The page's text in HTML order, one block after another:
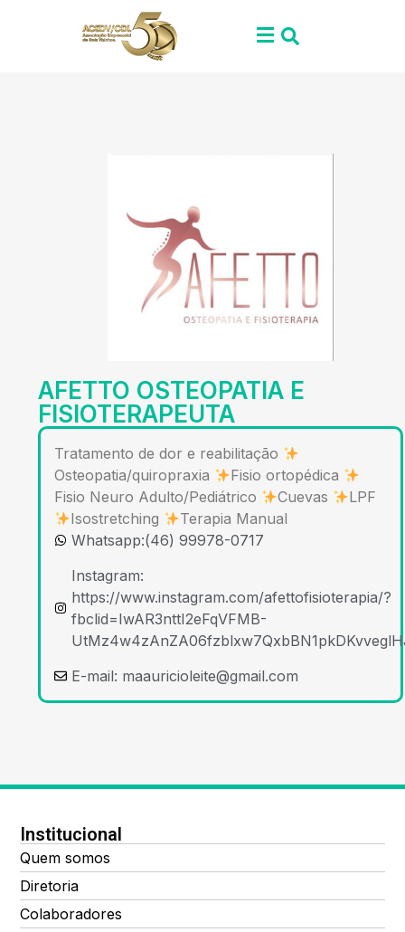
AFETTO OSTEOPATIA E
FISIOTERAPEUTA
Tratamento de dor e reabilitação
Osteopatia/quiropraxia
Fisio ortopédica
Fisio Neuro Adulto/Pediátrico
Cuevas
LPF
Isostretching
Terapia Manual
Whatsapp:(46) 99978-0717
Instagram:
https://www.instagram.com/afettofisioterapia/?
fbclid=IwAR3nttI2eFqVFMB-
E-mail: maauricioleite@gmail.com
Institucional
Quem somos
Diretoria
Colaboradores